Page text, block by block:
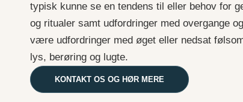
typisk kunne se en tendens til eller behov for
og ritualer samt udfordringer med overgange
være udfordringer med øget eller nedsat
lys, berøring og lugte.
KONTAKT OS OG HØR MERE